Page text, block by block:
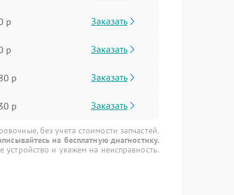
р Заказать
р Заказать
р Заказать
р Заказать
без учета стоимости запчастей.
на бесплатную диагностику.
и укажем на неисправность.